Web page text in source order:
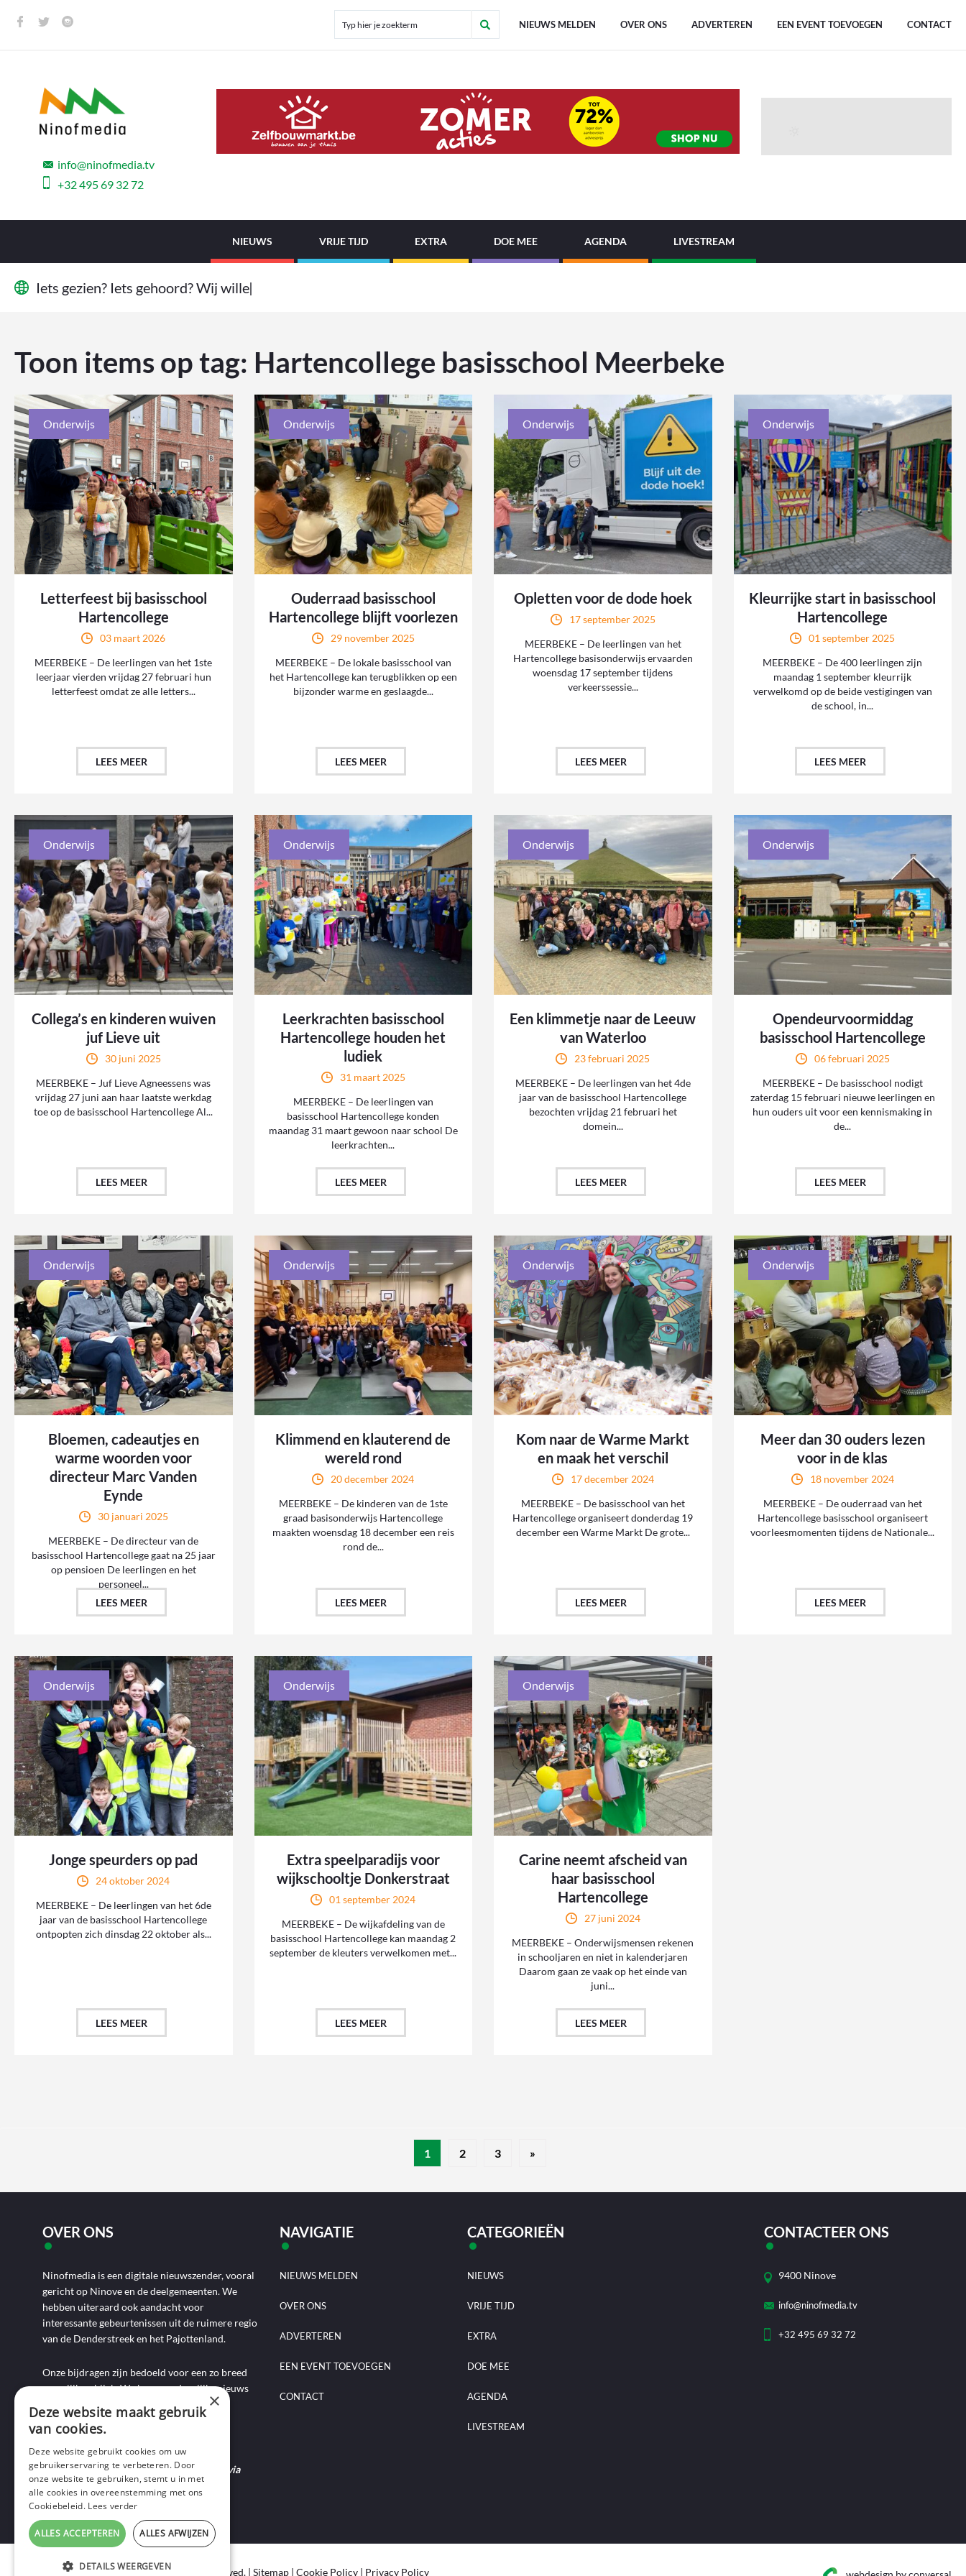
NIEUWS MELDEN OVER ONS ADVERTEREN EEN EVENT TOEVOEGEN CONTACT
info@ninofmedia.tv
+32 495 69 32 72
NIEUWS VRIJE TIJD EXTRA DOE MEE AGENDA LIVESTREAM
Iets gezien? Iets gehoord?Wij willen
Toon items op tag: Hartencollege basisschool Meerbeke
Onderwijs
Letterfeest bij basisschool
Hartencollege
03 maart 2026
MEERBEKE – De leerlingen van het 1ste
leerjaar vierden vrijdag 27 februari hun
letterfeest omdat ze alle letters...
LEES MEER
Onderwijs
Ouderraad basisschool
Hartencollege blijft voorlezen
29 november 2025
MEERBEKE – De lokale basisschool van
het Hartencollege kan terugblikken op een
bijzonder warme en geslaagde...
LEES MEER
Onderwijs
Opletten voor de dode hoek
17 september 2025
MEERBEKE – De leerlingen van het
Hartencollege basisonderwijs ervaarden
woensdag 17 september tijdens
verkeerssessie...
LEES MEER
Onderwijs
Kleurrijke start in basisschool
Hartencollege
01 september 2025
MEERBEKE – De 400 leerlingen zijn
maandag 1 september kleurrijk
verwelkomd op de beide vestigingen van
de school, in...
LEES MEER
Onderwijs
Collega’s en kinderen wuiven
juf Lieve uit
30 juni 2025
MEERBEKE – Juf Lieve Agneessens was
vrijdag 27 juni aan haar laatste werkdag
toe op de basisschool Hartencollege Al...
LEES MEER
Onderwijs
Leerkrachten basisschool
Hartencollege houden het
ludiek
31 maart 2025
MEERBEKE – De leerlingen van
basisschool Hartencollege konden
maandag 31 maart gewoon naar school De
leerkrachten...
LEES MEER
Onderwijs
Een klimmetje naar de Leeuw
van Waterloo
23 februari 2025
MEERBEKE – De leerlingen van het 4de
jaar van de basisschool Hartencollege
bezochten vrijdag 21 februari het
domein...
LEES MEER
Onderwijs
Opendeurvoormiddag
basisschool Hartencollege
06 februari 2025
MEERBEKE – De basisschool nodigt
zaterdag 15 februari nieuwe leerlingen en
hun ouders uit voor een kennismaking in
de...
LEES MEER
Onderwijs
Bloemen, cadeautjes en
warme woorden voor
directeur Marc Vanden
Eynde
30 januari 2025
MEERBEKE – De directeur van de
basisschool Hartencollege gaat na 25 jaar
op pensioen De leerlingen en het
personeel...
LEES MEER
Onderwijs
Klimmend en klauterend de
wereld rond
20 december 2024
MEERBEKE – De kinderen van de 1ste
graad basisonderwijs Hartencollege
maakten woensdag 18 december een reis
rond de...
LEES MEER
Onderwijs
Kom naar de Warme Markt
en maak het verschil
17 december 2024
MEERBEKE – De basisschool van het
Hartencollege organiseert donderdag 19
december een Warme Markt De grote...
LEES MEER
Onderwijs
Meer dan 30 ouders lezen
voor in de klas
18 november 2024
MEERBEKE – De ouderraad van het
Hartencollege basisschool organiseert
voorleesmomenten tijdens de Nationale...
LEES MEER
Onderwijs
Jonge speurders op pad
24 oktober 2024
MEERBEKE – De leerlingen van het 6de
jaar van de basisschool Hartencollege
ontpopten zich dinsdag 22 oktober als...
LEES MEER
Onderwijs
Extra speelparadijs voor
wijkschooltje Donkerstraat
01 september 2024
MEERBEKE – De wijkafdeling van de
basisschool Hartencollege kan maandag 2
september de kleuters verwelkomen met...
LEES MEER
Onderwijs
Carine neemt afscheid van
haar basisschool
Hartencollege
27 juni 2024
MEERBEKE – Onderwijsmensen rekenen
in schooljaren en niet in kalenderjaren
Daarom gaan ze vaak op het einde van
juni...
LEES MEER
1 2 3 »
OVER ONS
Ninofmedia is een digitale nieuwszender, vooral
gericht op Ninove en de deelgemeenten. We
hebben uiteraard ook aandacht voor
interessante gebeurtenissen uit de ruimere regio
van de Denderstreek en het Pajottenland.
Onze bijdragen zijn bedoeld voor een zo breed
mogelijk publiek. We brengen dagelijks nieuws
aan de hand van artikels, foto-, audio- en
videoverslagen, interviews, reportages en
commentaarstukken.
Heb je nieuws te melden? Contacteer ons via
mail of bel ons op 0495-69 32 72.
NAVIGATIE
NIEUWS MELDEN
OVER ONS
ADVERTEREN
EEN EVENT TOEVOEGEN
CONTACT
CATEGORIEËN
NIEUWS
VRIJE TIJD
EXTRA
DOE MEE
AGENDA
LIVESTREAM
CONTACTEER ONS
9400 Ninove
info@ninofmedia.tv
+32 495 69 32 72
Copyright © 2020 Ninof Media. All Rights Reserved. | Sitemap | Cookie Policy | Privacy Policy
×
Deze website maakt gebruik
van cookies.
Deze website gebruikt cookies om uw
gebruikerservaring te verbeteren. Door
onze website te gebruiken, stemt u in met
alle cookies in overeenstemming met ons
Cookiebeleid. Lees verder
ALLES ACCEPTEREN ALLES AFWIJZEN
DETAILS WEERGEVEN